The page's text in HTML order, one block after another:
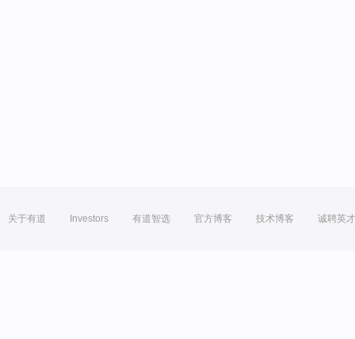
关于有道 Investors 有道智选 官方博客 技术博客 诚聘英才